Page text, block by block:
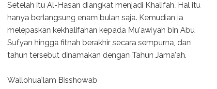
Setelah itu Al-Hasan diangkat menjadi Khalifah. Hal itu
hanya berlangsung enam bulan saja. Kemudian ia
melepaskan kekhalifahan kepada Mu'awiyah bin Abu
Sufyan hingga fitnah berakhir secara sempurna, dan
tahun tersebut dinamakan dengan Tahun Jama'ah.
Wallohua'lam Bisshowab